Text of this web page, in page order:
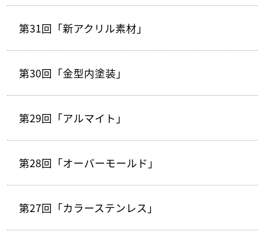
第31回「新アクリル素材」
第30回「金型内塗装」
第29回「アルマイト」
第28回「オーバーモールド」
第27回「カラーステンレス」